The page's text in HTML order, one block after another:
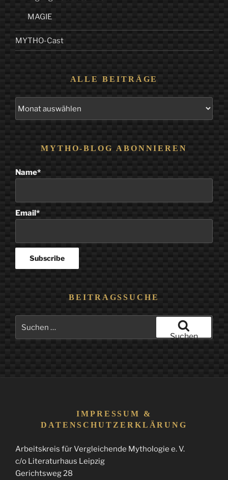
MAGIE
MYTHO-Cast
ALLE BEITRÄGE
MYTHO-BLOG ABONNIEREN
Name*
Email*
BEITRAGSSUCHE
nach:
Suchen
IMPRESSUM &
DATENSCHUTZERKLÄRUNG
Arbeitskreis für Vergleichende Mythologie e. V.
c/o Literaturhaus Leipzig
Gerichtsweg 28